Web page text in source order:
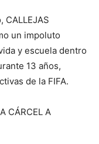
un impoluto
y escuela dentro
13 años,
de la FIFA.
CÁRCEL A